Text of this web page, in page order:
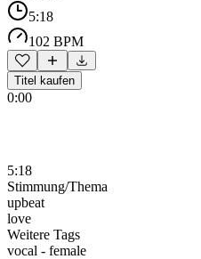
5:18
102 BPM
Titel kaufen
0:00
5:18
Stimmung/Thema
upbeat
love
Weitere Tags
vocal - female